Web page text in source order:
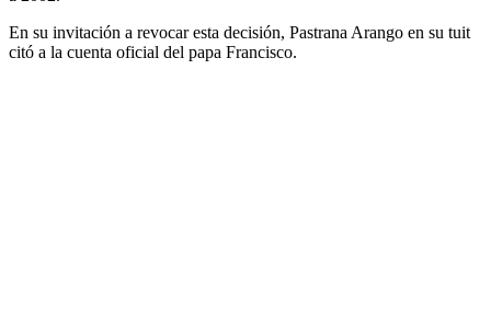
En su invitación a revocar esta decisión, Pastrana Arango en su tuit
citó a la cuenta oficial del papa Francisco.